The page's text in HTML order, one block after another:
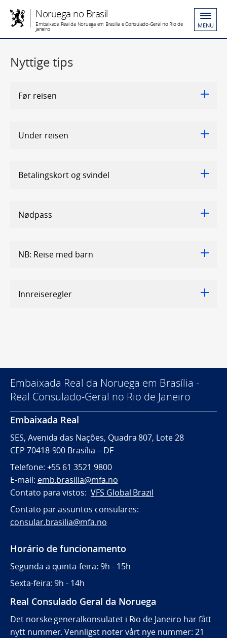
Noruega no Brasil
Embaixada Real da Noruega em Brasília e Consulado-Geral no Rio de
Janeiro MENU
Nyttige tips
Før reisen
Under reisen
Betalingskort og svindel
Nødpass
NB: Reise med barn
Innreiseregler
Embaixada Real da Noruega em Brasília -
Real Consulado-Geral no Rio de Janeiro
Embaixada Real
SES, Avenida das Nações, Quadra 807, Lote 28
CEP 70418-900 Brasília – DF
Telefone: +55 61 3521 9800
E-mail: emb.brasilia@mfa.no
Contato para vistos: VFS Global Brazil
Contato par assuntos consulares:
consular.brasilia@mfa.no
Horário de funcionamento
Segunda a quinta-feira: 9h - 15h
Sexta-feira: 9h - 14h
Real Consulado Geral da Noruega
Det norske generalkonsulatet i Rio de Janeiro har fått
nytt nummer. Vennligst noter vårt nye nummer: 21